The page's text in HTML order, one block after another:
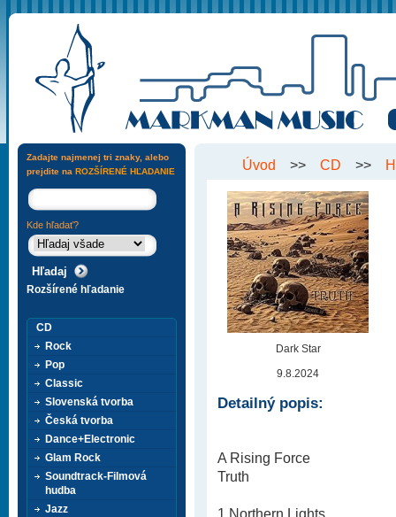
Úvod >> CD >>
Dark Star
9.8.2024
Detailný popis:
A Rising Force
Truth
1 Northern Lights
Zadajte najmenej tri znaky, alebo
prejdite na ROZŠÍRENÉ HĽADANIE
Kde hľadať?
Rozšírené hľadanie
CD
Rock
Pop
Classic
Slovenská tvorba
Česká tvorba
Dance+Electronic
Glam Rock
Soundtrack-Filmová
hudba
Jazz